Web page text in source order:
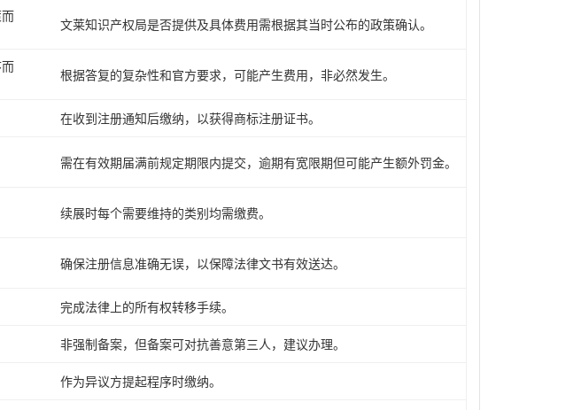
文莱知识产权局是否提供及具体费用需根据其当时公布的政策确认。
根据答复的复杂性和官方要求，可能产生费用，非必然发生。
在收到注册通知后缴纳，以获得商标注册证书。
需在有效期届满前规定期限内提交，逾期有宽限期但可能产生额外罚金。
续展时每个需要维持的类别均需缴费。
确保注册信息准确无误，以保障法律文书有效送达。
完成法律上的所有权转移手续。
非强制备案，但备案可对抗善意第三人，建议办理。
作为异议方提起程序时缴纳。